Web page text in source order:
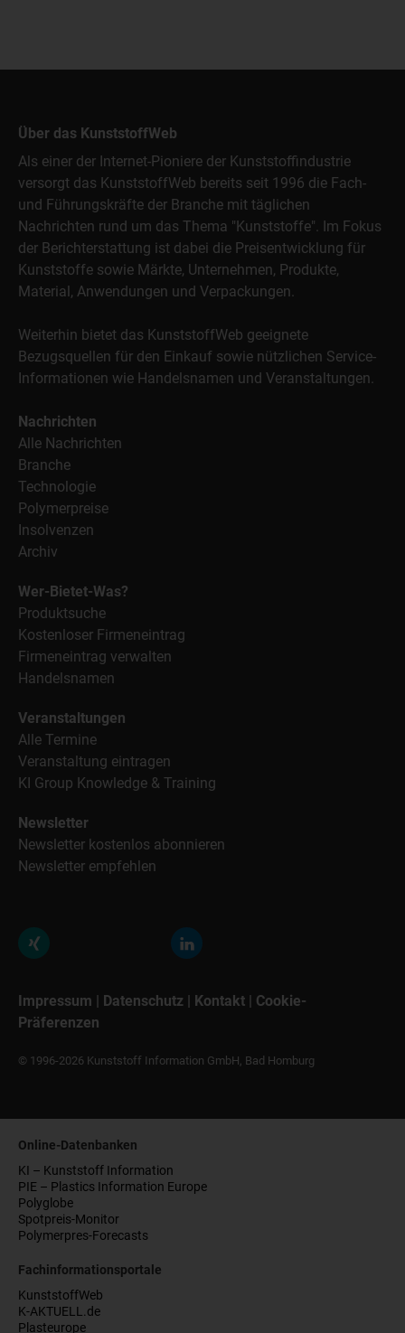
Über das KunststoffWeb
Als einer der Internet-Pioniere der Kunststoffindustrie
versorgt das KunststoffWeb bereits seit 1996 die Fach-
und Führungskräfte der Branche mit täglichen
Nachrichten rund um das Thema "Kunststoffe". Im Fokus
der Berichterstattung ist dabei die Preisentwicklung für
Kunststoffe sowie Märkte, Unternehmen, Produkte,
Material, Anwendungen und Verpackungen.
Weiterhin bietet das KunststoffWeb geeignete
Bezugsquellen für den Einkauf sowie nützlichen Service-
Informationen wie Handelsnamen und Veranstaltungen.
Nachrichten
Alle Nachrichten
Branche
Technologie
Polymerpreise
Insolvenzen
Archiv
Wer-Bietet-Was?
Produktsuche
Kostenloser Firmeneintrag
Firmeneintrag verwalten
Handelsnamen
Veranstaltungen
Alle Termine
Veranstaltung eintragen
KI Group Knowledge & Training
Newsletter
Newsletter kostenlos abonnieren
Newsletter empfehlen
Impressum | Datenschutz | Kontakt | Cookie-
Präferenzen
© 1996-2026 Kunststoff Information GmbH, Bad Homburg
Online-Datenbanken
KI – Kunststoff Information
PIE – Plastics Information Europe
Polyglobe
Spotpreis-Monitor
Polymerpres-Forecasts
Fachinformationsportale
KunststoffWeb
K-AKTUELL.de
Plasteurope